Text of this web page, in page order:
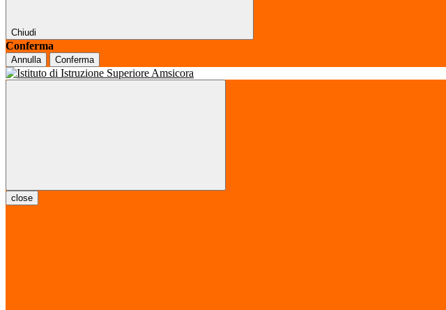
Chiudi
Conferma
Annulla Conferma
close